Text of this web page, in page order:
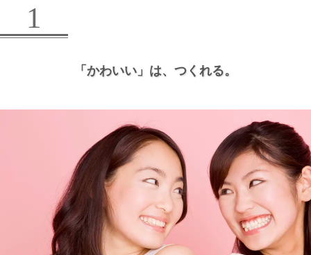
1
「かわいい」は、 つくれる。